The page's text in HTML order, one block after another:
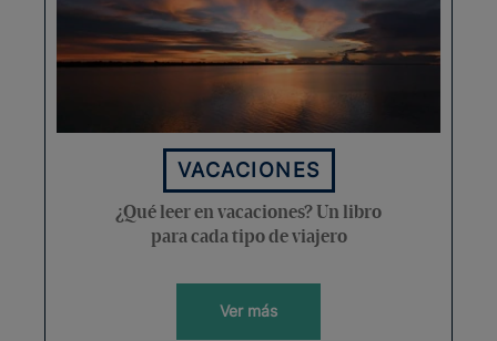
VACACIONES
¿Qué leer en vacaciones? Un libro
para cada tipo de viajero
Ver más